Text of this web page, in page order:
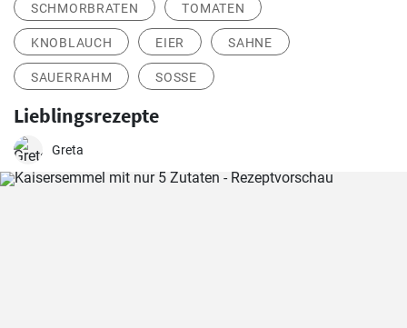
SCHMORBRATEN TOMATEN
KNOBLAUCH EIER SAHNE
SAUERRAHM SOSSE
Lieblingsrezepte
Greta